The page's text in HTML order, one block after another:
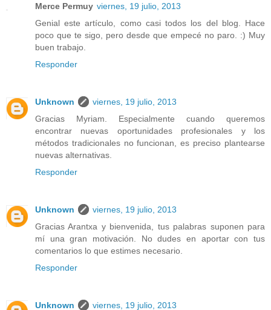
Merce Permuy viernes, 19 julio, 2013
Genial este artículo, como casi todos los del blog. Hace
poco que te sigo, pero desde que empecé no paro. :) Muy
buen trabajo.
Responder
Unknown
viernes, 19 julio, 2013
Gracias Myriam. Especialmente cuando queremos
encontrar nuevas oportunidades profesionales y los
métodos tradicionales no funcionan, es preciso plantearse
nuevas alternativas.
Responder
Unknown
viernes, 19 julio, 2013
Gracias Arantxa y bienvenida, tus palabras suponen para
mí una gran motivación. No dudes en aportar con tus
comentarios lo que estimes necesario.
Responder
Unknown viernes, 19 julio, 2013